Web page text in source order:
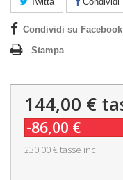
Condividi su
Stampa
144,00 €
-86,00 €
230,00 €tasse incl.